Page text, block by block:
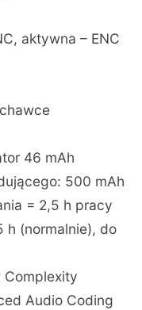
aktywna – ENC
46 mAh
500 mAh
= 2,5 h pracy
h (normalnie), do
Complexity
Audio Coding